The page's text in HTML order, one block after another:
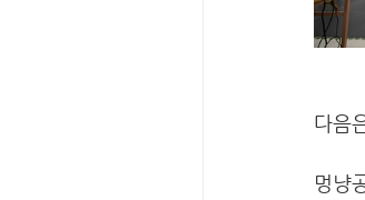
다음
멍냥